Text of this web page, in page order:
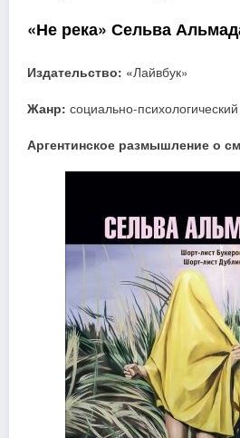
«Не река» Сельва
Издательство: «Лайвбук»
Жанр: социально-
Аргентинское размышление о